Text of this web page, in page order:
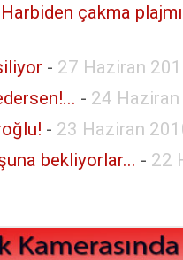
çakma
- 27 Haziran
- 24
- 23 Haziran
bekliyorlar... - 22